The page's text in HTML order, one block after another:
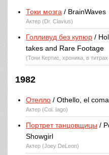
Токи мозга / BrainWaves
Актер (Dr. Clavius)
Голливуд без купюр /
takes and Rare Footage
(Тони Кертис, хроника, в титрах
1982
Отелло / Othello, el
Актер (Col. Iago)
Портрет танцовщицы /
Showgirl
Актер (Joey DeLeon)